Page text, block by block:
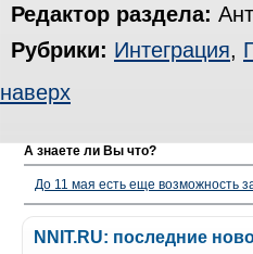
Редактор раздела:
Рубрики: Интеграция,
наверх
А знаете ли Вы что?
До 11 мая есть еще возможность
NNIT.RU: последние